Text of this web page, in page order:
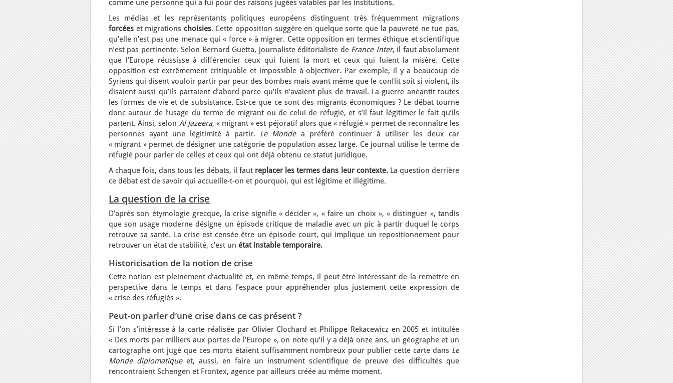
comme une personne qui a fui pour des raisons jugées valables par les institutions.
Les médias et les représentants politiques européens distinguent très fréquemment migrations
forcées et migrations choisies. Cette opposition suggère en quelque sorte que la pauvreté ne tue pas,
qu’elle n’est pas une menace qui « force » à migrer. Cette opposition en termes éthique et scientifique
n’est pas pertinente. Selon Bernard Guetta, journaliste éditorialiste de France Inter, il faut absolument
que l’Europe réussisse à différencier ceux qui fuient la mort et ceux qui fuient la misère. Cette
opposition est extrêmement critiquable et impossible à objectiver. Par exemple, il y a beaucoup de
Syriens qui disent vouloir partir par peur des bombes mais avant même que le conflit soit si violent, ils
disaient aussi qu’ils partaient d’abord parce qu’ils n’avaient plus de travail. La guerre anéantit toutes
les formes de vie et de subsistance. Est-ce que ce sont des migrants économiques ? Le débat tourne
donc autour de l’usage du terme de migrant ou de celui de réfugié, et s’il faut légitimer le fait qu’ils
partent. Ainsi, selon Al Jazeera, « migrant » est péjoratif alors que « réfugié » permet de reconnaître les
personnes ayant une légitimité à partir. Le Monde a préféré continuer à utiliser les deux car
« migrant » permet de désigner une catégorie de population assez large. Ce journal utilise le terme de
réfugié pour parler de celles et ceux qui ont déjà obtenu ce statut juridique.
A chaque fois, dans tous les débats, il faut replacer les termes dans leur contexte. La question derrière
ce débat est de savoir qui accueille-t-on et pourquoi, qui est légitime et illégitime.
La question de la crise
D’après son étymologie grecque, la crise signifie « décider », « faire un choix », « distinguer », tandis
que son usage moderne désigne un épisode critique de maladie avec un pic à partir duquel le corps
retrouve sa santé. La crise est censée être un épisode court, qui implique un repositionnement pour
retrouver un état de stabilité, c’est un état instable temporaire.
Historicisation de la notion de crise
Cette notion est pleinement d’actualité et, en même temps, il peut être intéressant de la remettre en
perspective dans le temps et dans l’espace pour appréhender plus justement cette expression de
« crise des réfugiés ».
Peut-on parler d’une crise dans ce cas présent ?
Si l’on s’intéresse à la carte réalisée par Olivier Clochard et Philippe Rekacewicz en 2005 et intitulée
« Des morts par milliers aux portes de l’Europe », on note qu’il y a déjà onze ans, un géographe et un
cartographe ont jugé que ces morts étaient suffisamment nombreux pour publier cette carte dans Le
Monde diplomatiqueet, aussi, en faire un instrument scientifique de preuve des difficultés que
rencontraient Schengen et Frontex, agence par ailleurs créée au même moment.